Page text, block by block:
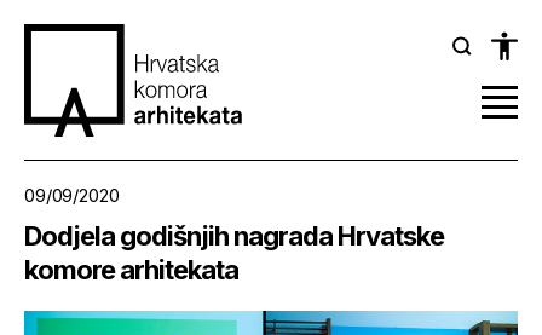
09/09/2020
Dodjela godišnjih nagrada Hrvatske
komore arhitekata